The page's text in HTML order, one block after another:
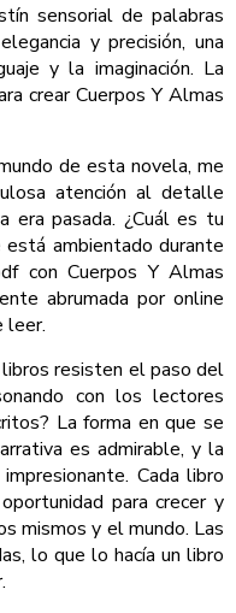
sensorial de palabras
y precisión, una
y la imaginación. La
crear Cuerpos Y Almas
de esta novela, me
atención al detalle
era pasada. ¿Cuál es tu
ambientado durante
con Cuerpos Y Almas
abrumada por online
leer.
resisten el paso del
con los lectores
La forma en que se
es admirable, y la
Cada libro
para crecer y
mismos y el mundo. Las
lo que lo hacía un libro